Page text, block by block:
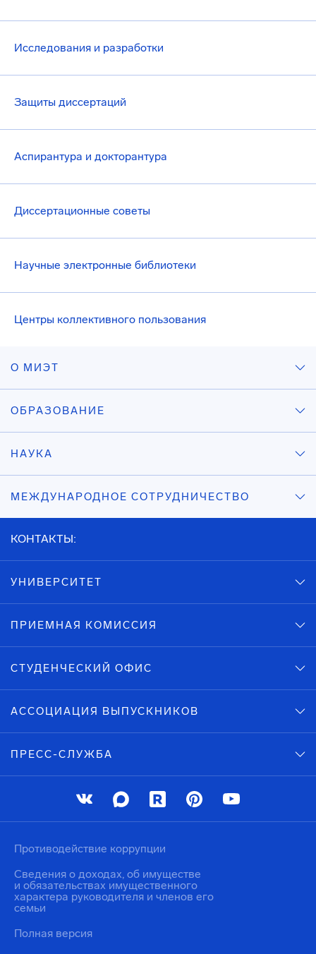
Исследования и разработки
Защиты диссертаций
Аспирантура и докторантура
Диссертационные советы
Научные электронные библиотеки
Центры коллективного пользования
О МИЭТ
ОБРАЗОВАНИЕ
НАУКА
МЕЖДУНАРОДНОЕ СОТРУДНИЧЕСТВО
КОНТАКТЫ:
УНИВЕРСИТЕТ
ПРИЕМНАЯ КОМИССИЯ
СТУДЕНЧЕСКИЙ ОФИС
АССОЦИАЦИЯ ВЫПУСКНИКОВ
ПРЕСС-СЛУЖБА
Противодействие коррупции
Сведения о доходах, об имуществе
и обязательствах имущественного
характера руководителя и членов его
семьи
Полная версия